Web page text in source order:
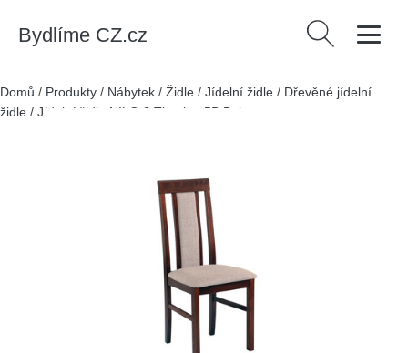
Bydlíme CZ.cz Vyhledávání
Domů / Produkty / Nábytek / Židle / Jídelní židle / Dřevěné jídelní
židle / Jídelní židle NILO 2 Tkanina 5B Buk